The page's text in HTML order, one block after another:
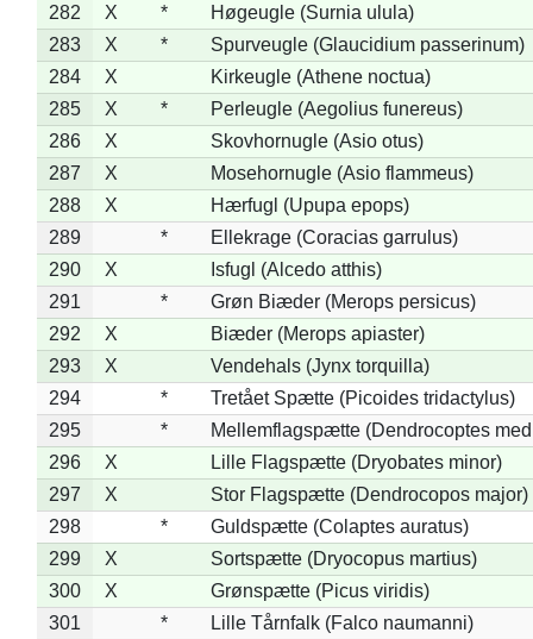
282
X *
Høgeugle (Surnia ulula)
283
X *
Spurveugle (Glaucidium passerinum)
284
X
Kirkeugle (Athene noctua)
285
X *
Perleugle (Aegolius funereus)
286
X
Skovhornugle (Asio otus)
287
X
Mosehornugle (Asio flammeus)
288
X
Hærfugl (Upupa epops)
289
*
Ellekrage (Coracias garrulus)
290
X
Isfugl (Alcedo atthis)
291
*
Grøn Biæder (Merops persicus)
292
X
Biæder (Merops apiaster)
293
X
Vendehals (Jynx torquilla)
294
*
Tretået Spætte (Picoides tridactylus)
295
*
Mellemflagspætte (Dendrocoptes
296
X
Lille Flagspætte (Dryobates minor)
297
X
Stor Flagspætte (Dendrocopos major)
298
*
Guldspætte (Colaptes auratus)
299
X
Sortspætte (Dryocopus martius)
300
X
Grønspætte (Picus viridis)
301
*
Lille Tårnfalk (Falco naumanni)